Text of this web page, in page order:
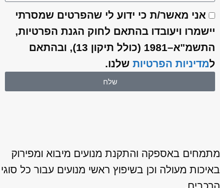
אני מאשר/ת כי ידוע לי שהפרטים שמסרתי
יישמרו ויעובדו בהתאם לחוק הגנת הפרטיות,
התשמ"א–1981 (כולל תיקון 13), ובהתאם
למדיניות הפרטיותשלנו.
שלח
באספקה והתקנת מנועים מיבוא ומפירוק
מעולה וכן בשיפוץ ראשי מנועים עבור כל סוגי